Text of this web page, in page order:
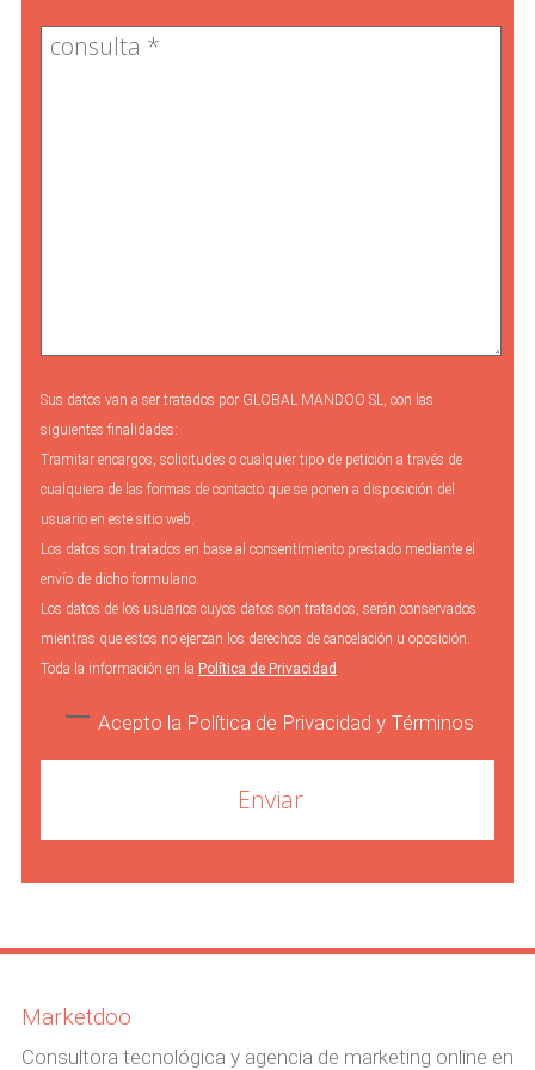
Sus datos van a ser tratados por GLOBAL MANDOO SL, con las
siguientes finalidades:
Tramitar encargos, solicitudes o cualquier tipo de petición a través de
cualquiera de las formas de contacto que se ponen a disposición del
usuario en este sitio web.
Los datos son tratados en base al consentimiento prestado mediante el
envío de dicho formulario.
Los datos de los usuarios cuyos datos son tratados, serán conservados
mientras que estos no ejerzan los derechos de cancelación u oposición.
Toda la información en la Política de Privacidad
Acepto la Política de Privacidad y Términos
Marketdoo
Consultora tecnológica y agencia de marketing online en